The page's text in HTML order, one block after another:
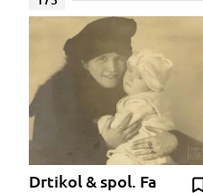
Drtikol & spol. Fa